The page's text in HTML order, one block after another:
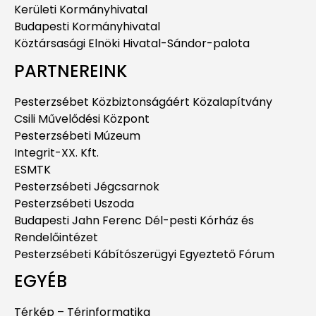
Kerületi Kormányhivatal
Budapesti Kormányhivatal
Köztársasági Elnöki Hivatal-Sándor-palota
PARTNEREINK
Pesterzsébet Közbiztonságáért Közalapítvány
Csili Művelődési Központ
Pesterzsébeti Múzeum
Integrit-XX. Kft.
ESMTK
Pesterzsébeti Jégcsarnok
Pesterzsébeti Uszoda
Budapesti Jahn Ferenc Dél-pesti Kórház és
Rendelőintézet
Pesterzsébeti Kábítószerügyi Egyeztető Fórum
EGYÉB
Térkép – Térinformatika